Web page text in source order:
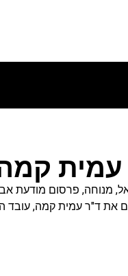
עמית
, מנוחה, פרסום מודעת
את ד"ר עמית קמה, עובד